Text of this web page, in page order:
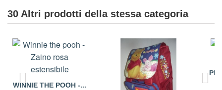
30 Altri prodotti della stessa categoria
WINNIE THE POOH -...